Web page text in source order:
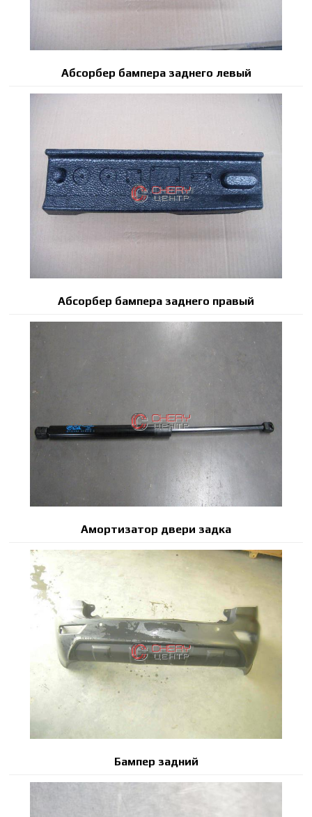
Абсорбер бампера заднего левый
Абсорбер бампера заднего правый
Амортизатор двери задка
Бампер задний